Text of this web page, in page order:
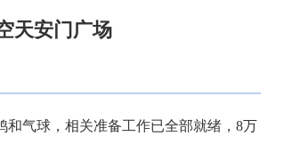
天安门广场
气球，相关准备工作已全部就绪，8万